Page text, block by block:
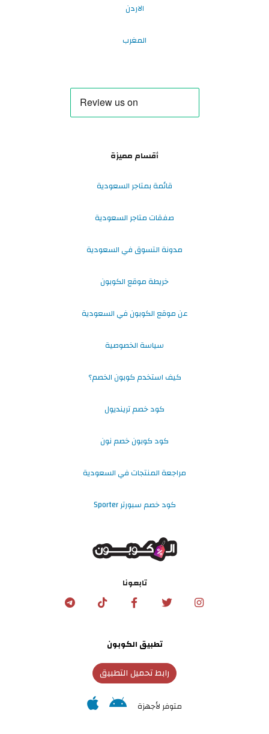
الاردن
المغرب
أقسام مميزة
قائمة بمتاجر السعودية
صفقات متاجر السعودية
مدونة التسوق في السعودية
خريطة موقع الكوبون
عن موقع الكوبون في السعودية
سياسة الخصوصية
كيف استخدم كوبون الخصم؟
كود خصم ترينديول
كود كوبون خصم نون
مراجعة المنتجات في السعودية
كود خصم سبورتر Sporter
تابعونا
تطبيق الكوبون
رابط تحميل التطبيق
متوفر لأجهزة